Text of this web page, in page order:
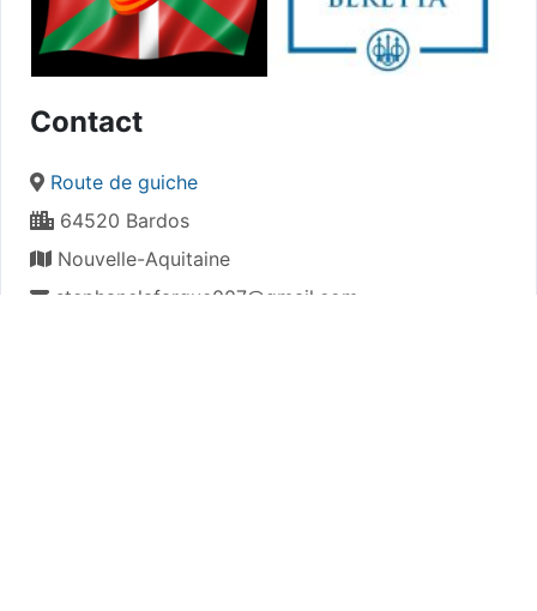
Contact
Route de guiche
64520 Bardos
Nouvelle-Aquitaine
stephanelafargue007@gmail.com